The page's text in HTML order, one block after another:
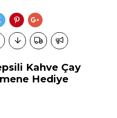
Kahve Çay
Hediye